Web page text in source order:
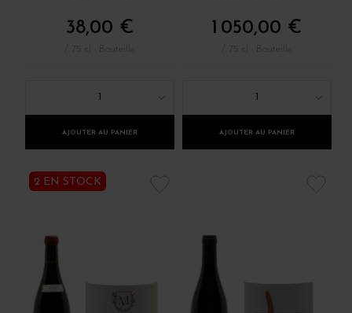
38,00 €
AJOUTER AU PANIER
1 050,00 €
AJOUTER AU PANIER
2 EN STOCK